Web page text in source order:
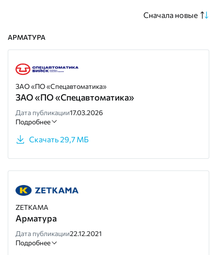
Сначала новые
АРМАТУРА
ЗАО «ПО «Спецавтоматика»
ЗАО «ПО «Спецавтоматика»
Дата публикации17.03.2026
Подробнее
Скачать 29,7 МБ
ZETKAMA
Арматура
Дата публикации22.12.2021
Подробнее